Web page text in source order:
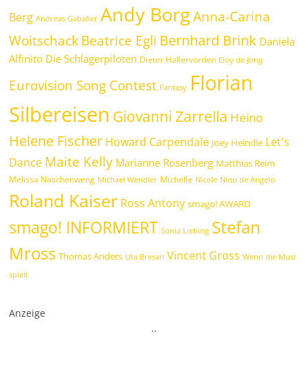
Berg Andreas Gabalier Andy Borg Anna-Carina
WoitschackBeatrice Egli Bernhard Brink Daniela
Alfinito Die Schlagerpiloten Dieter Hallervorden Eloy de Jong
Eurovision Song Contest Fantasy Florian
Silbereisen Giovanni Zarrella Heino
Helene Fischer Howard Carpendale Joey Heindle Let's
Dance Maite Kelly Marianne Rosenberg Matthias Reim
Melissa Naschenweng Michael Wendler Michelle Nicole Nino de Angelo
Roland Kaiser Ross Antony smago! AWARD
smago! INFORMIERT Sonia Liebing Stefan
Mross Thomas Anders Uta Bresan Vincent Gross Wenn die Musi
spielt
Anzeige
..